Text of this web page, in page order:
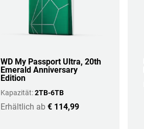
WD My Passport Ultra, 20th
Emerald Anniversary
Edition
Kapazität:2TB-6TB
Erhältlich ab € 114,99